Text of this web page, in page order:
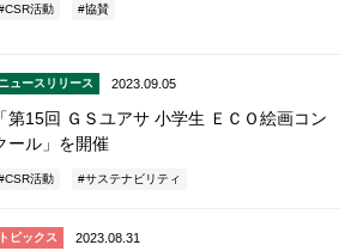
CSR活動 協賛
ュースリリース 2023.09.05
「第15回 ＧＳユアサ ⼩学⽣ ＥＣＯ絵画コン
ール」を開催
CSR活動 サステナビリティ
トピックス 2023.08.31